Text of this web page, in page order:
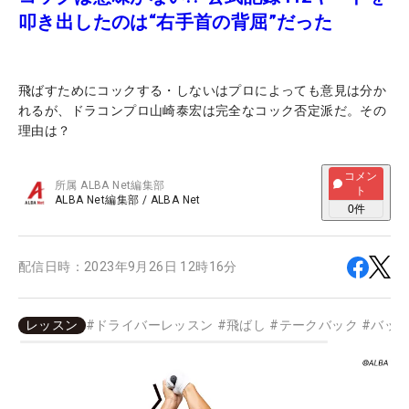
叩き出したのは“右手首の背屈”だった
飛ばすためにコックする・しないはプロによっても意見は分か
れるが、ドラコンプロ山崎泰宏は完全なコック否定派だ。その
理由は？
所属ALBA Net編集部
ALBA Net編集部 / ALBA Net
コメン
ト
0件
配信日時： 2023年9月26日 12時16分
レッスン # ドライバーレッスン #飛ばし #テークバック #バッ